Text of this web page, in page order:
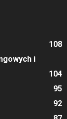
108
i
104
95
92